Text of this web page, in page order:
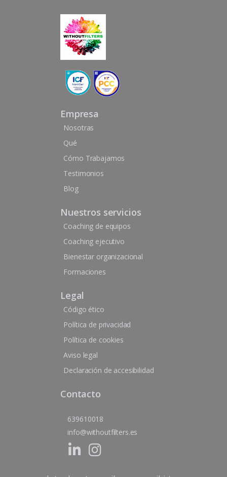
Empresa
Nosotras
Qué
Cómo Trabajamos
Testimonios
Blog
Nuestros servicios
Coaching de equipos
Coaching ejecutivo
Bienestar organizacional
Formaciones
Legal
Código ético
Política de privacidad
Política de cookies
Aviso legal
Declaración de accesibilidad
Contacto
639610018
info@withoutfilters.es